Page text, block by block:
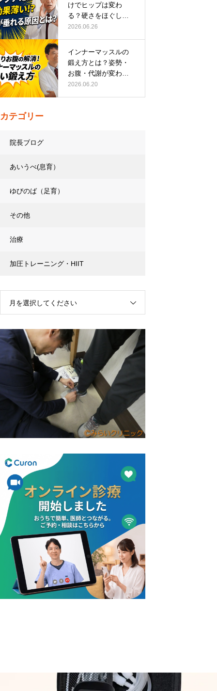
けでヒップは変わ
る？硬さをほぐして
整える正しい方…
2026.06.26
インナーマッスルの
鍛え方とは？姿勢・
お腹・代謝が変わる
トレーニング…
2026.06.20
カテゴリー
院長ブログ
あいうべ(息育）
ゆびのば（足育）
その他
治療
加圧トレーニング・HIIT
月を選択してください